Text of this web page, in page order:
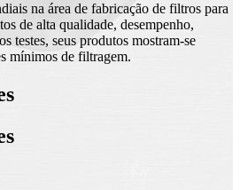
na área de fabricação de filtros para
de alta qualidade, desempenho,
testes, seus produtos mostram-se
mínimos de filtragem.